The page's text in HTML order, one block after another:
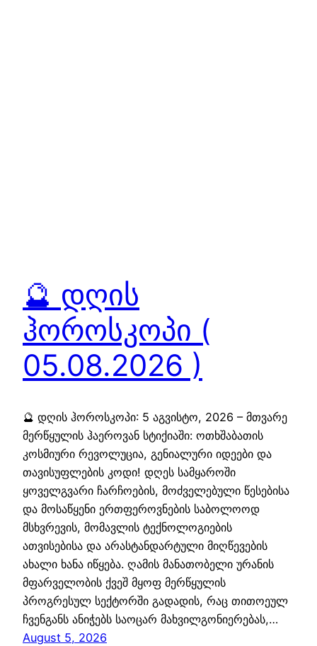
🔮 დღის
ჰოროსკოპი (
05.08.2026 )
🔮 დღის ჰოროსკოპი: 5 აგვისტო, 2026 – მთვარე
მერწყულის ჰაეროვან სტიქიაში: ოთხშაბათის
კოსმიური რევოლუცია, გენიალური იდეები და
თავისუფლების კოდი! დღეს სამყაროში
ყოველგვარი ჩარჩოების, მოძველებული წესებისა
და მოსაწყენი ერთფეროვნების საბოლოოდ
მსხვრევის, მომავლის ტექნოლოგიების
ათვისებისა და არასტანდარტული მიღწევების
ახალი ხანა იწყება. ღამის მანათობელი ურანის
მფარველობის ქვეშ მყოფ მერწყულის
პროგრესულ სექტორში გადადის, რაც თითოეულ
ჩვენგანს ანიჭებს საოცარ მახვილგონიერებას,…
August 5, 2026